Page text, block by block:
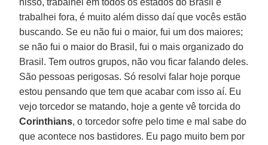
trabalhei fora, é muito além disso daí que vocês estão
buscando. Se eu não fui o maior, fui um dos maiores;
se não fui o maior do Brasil, fui o mais organizado do
Brasil. Tem outros grupos, não vou ficar falando deles.
São pessoas perigosas. Só resolvi falar hoje porque
estou pensando que tem que acabar com isso aí. Eu
vejo torcedor se matando, hoje a gente vê torcida do
Corinthians, o torcedor sofre pelo time e mal sabe do
que acontece nos bastidores. Eu pago muito bem por